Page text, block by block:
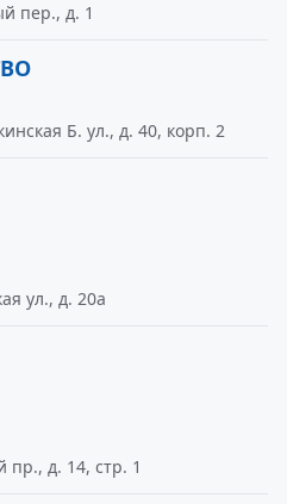
пер., д. 1
Б. ул., д. 40, корп. 2
ул., д. 20а
д. 14, стр. 1